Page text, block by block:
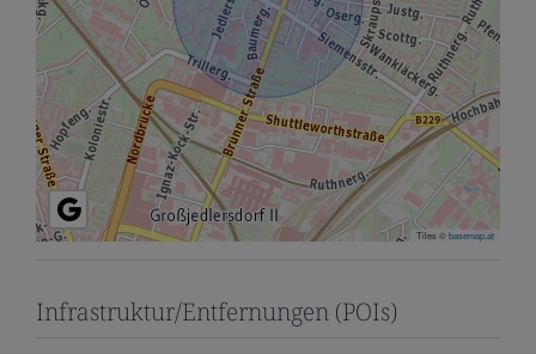
Tiles ©basemap.at
Infrastruktur/Entfernungen (POIs)